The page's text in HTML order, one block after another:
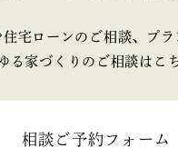
(1)
住宅ローンのご相談、プラ
る家づくりのご相談はこ
相談ご予約フォーム